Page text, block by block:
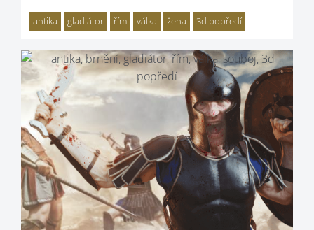
antika gladiátor řím válka žena 3d popředí